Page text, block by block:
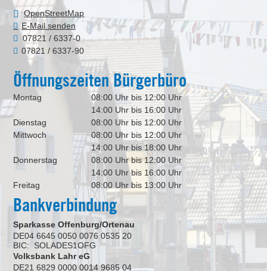
OpenStreetMap
E-Mail senden
07821 / 6337-0
07821 / 6337-90
Öffnungszeiten Bürgerbüro
Montag
08:00 Uhr bis 12:00 Uhr
14:00 Uhr bis 16:00 Uhr
Dienstag
08:00 Uhr bis 12:00 Uhr
Mittwoch
08:00 Uhr bis 12:00 Uhr
14:00 Uhr bis 18:00 Uhr
Donnerstag
08:00 Uhr bis 12:00 Uhr
14:00 Uhr bis 16:00 Uhr
Freitag
08:00 Uhr bis 13:00 Uhr
Bankverbindung
Sparkasse Offenburg/Ortenau
DE04 6645 0050 0076 0535 20
BIC: SOLADES1OFG
Volksbank Lahr eG
DE21 6829 0000 0014 9685 04